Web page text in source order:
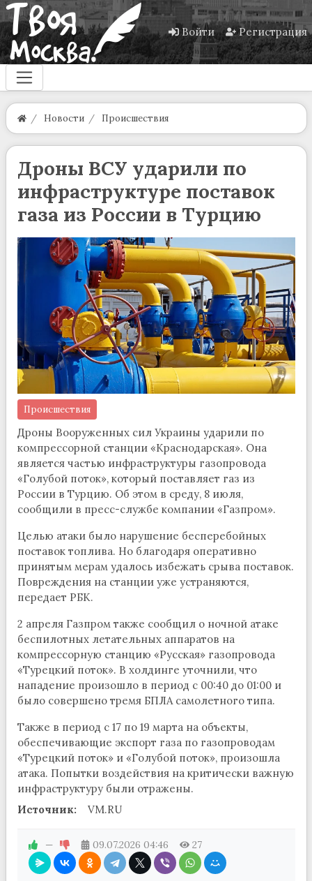
Войти Регистрация
Новости Происшествия
Дроны ВСУ ударили по
инфраструктуре поставок
газа из России в Турцию
Происшествия
Дроны Вооруженных сил Украины ударили по
компрессорной станции «Краснодарская». Она
является частью инфраструктуры газопровода
«Голубой поток», который поставляет газ из
России в Турцию. Об этом в среду, 8 июля,
сообщили в пресс-службе компании «Газпром».
Целью атаки было нарушение бесперебойных
поставок топлива. Но благодаря оперативно
принятым мерам удалось избежать срыва поставок.
Повреждения на станции уже устраняются,
передает РБК.
2 апреля Газпром также сообщил о ночной атаке
беспилотных летательных аппаратов на
компрессорную станцию «Русская» газопровода
«Турецкий поток». В холдинге уточнили, что
нападение произошло в период с 00:40 до 01:00 и
было совершено тремя БПЛА самолетного типа.
Также в период с 17 по 19 марта на объекты,
обеспечивающие экспорт газа по газопроводам
«Турецкий поток» и «Голубой поток», произошла
атака. Попытки воздействия на критически важную
инфраструктуру были отражены.
Источник:
VM.RU
— 09.07.2026 04:46 27